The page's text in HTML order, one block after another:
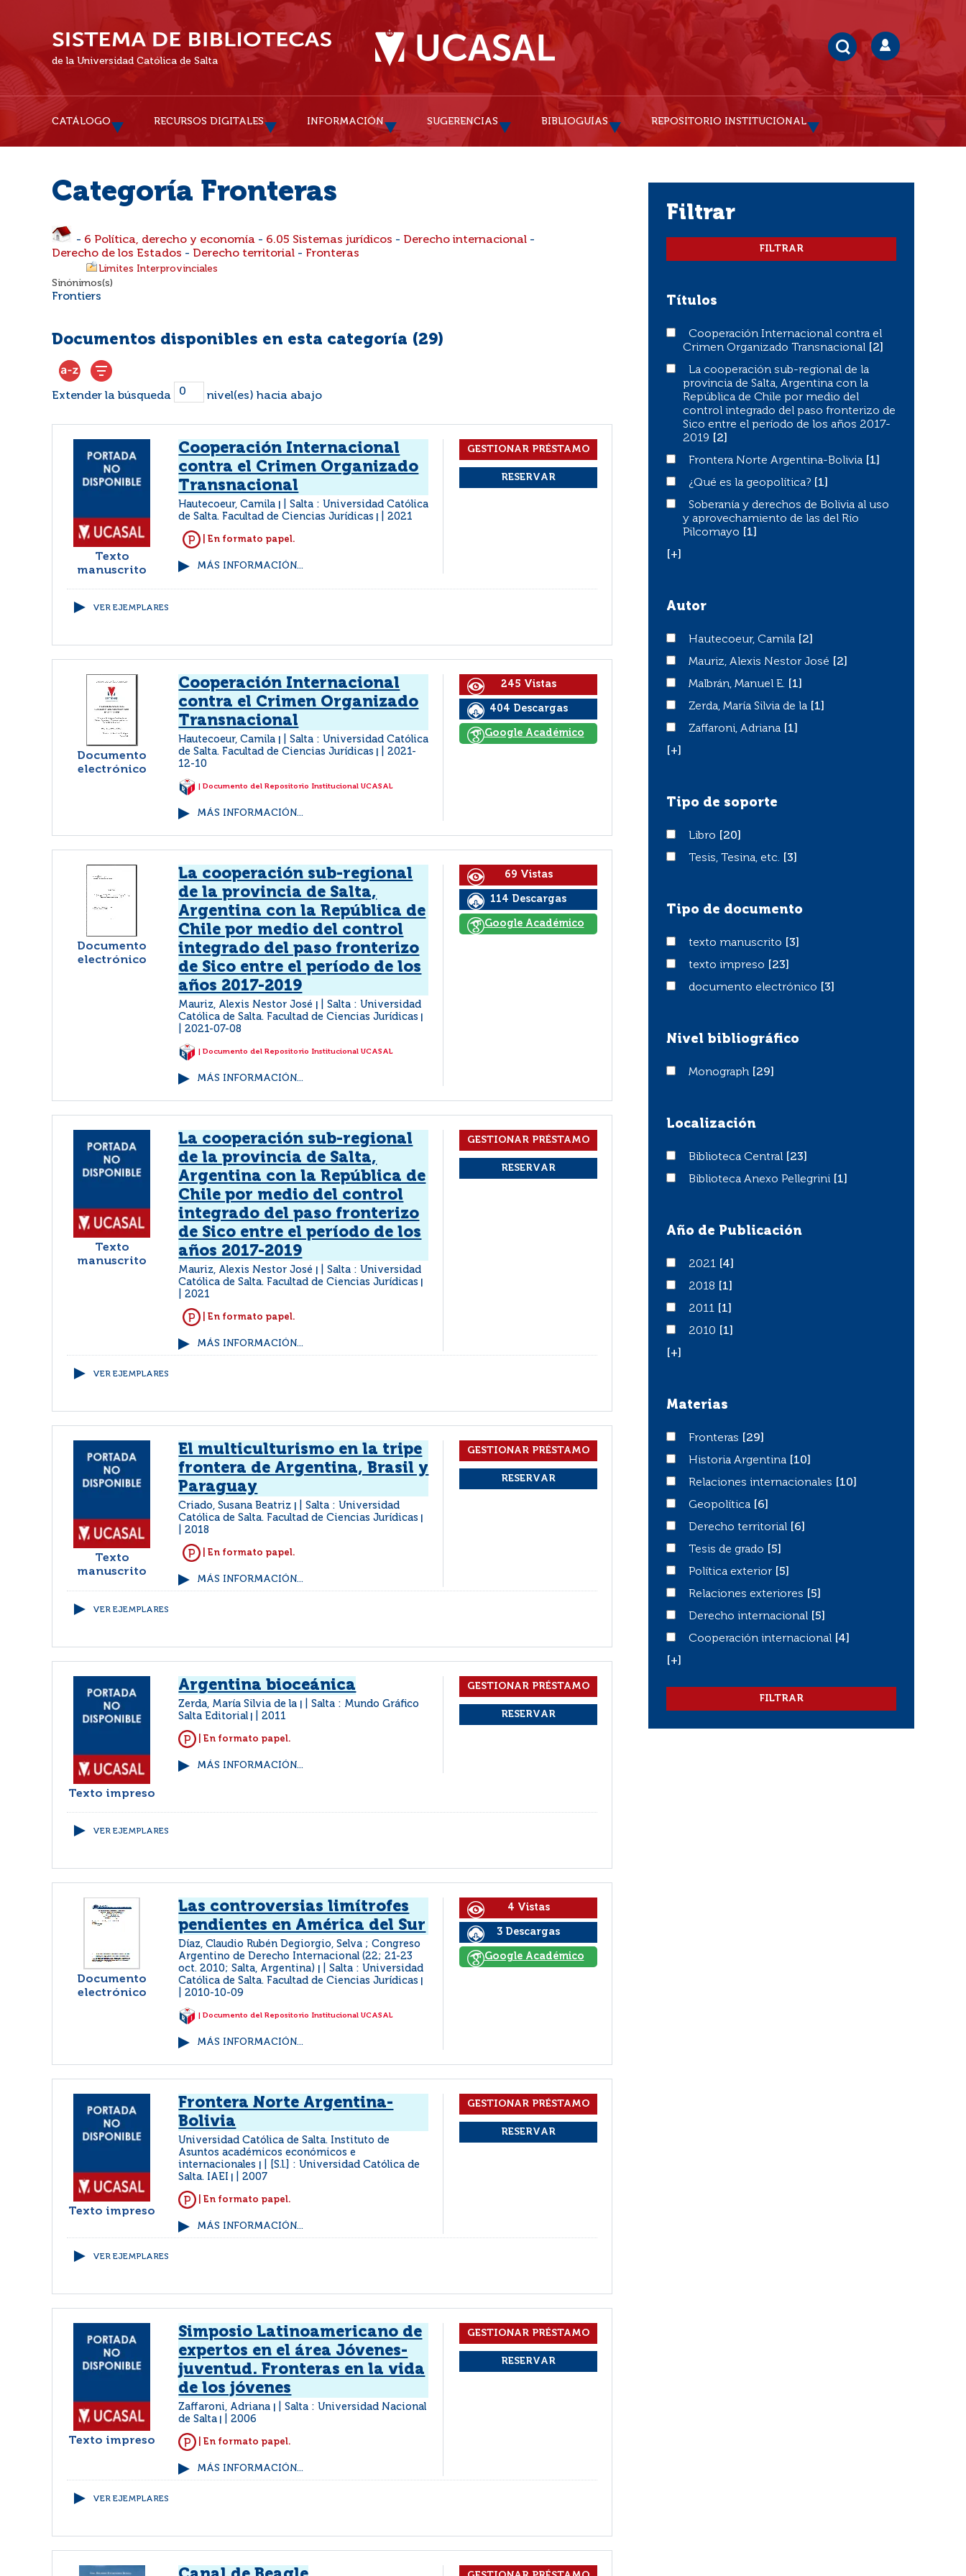
de la Universidad Católica de Salta
CATÁLOGO RECURSOS DIGITALES INFORMACIÓN SUGERENCIAS BIBLIOGUÍAS REPOSITORIO INSTITUCIONAL
Categoría Fronteras
- 6 Política, derecho y economía - 6.05 Sistemas jurídicos - Derecho internacional -
Derecho de los Estados - Derecho territorial - Fronteras
Límites Interprovinciales
Sinónimos(s)
Frontiers
Documentos disponibles en esta categoría (29)
Extender la búsqueda nivel(es) hacia abajo
Texto
manuscrito
Cooperación Internacional
contra el Crimen Organizado
Transnacional
Hautecoeur, Camila
Salta : Universidad Católica
de Salta. Facultad de Ciencias Jurídicas
2021
| En formato papel.
MÁS INFORMACIÓN...
VER EJEMPLARES
Documento
electrónico
Cooperación Internacional
contra el Crimen Organizado
Transnacional
Hautecoeur, Camila
Salta : Universidad Católica
de Salta. Facultad de Ciencias Jurídicas
2021-
12-10
| Documento del Repositorio Institucional UCASAL
MÁS INFORMACIÓN...
245 Vistas
404 Descargas
Google Académico
Documento
electrónico
La cooperación sub-regional
de la provincia de Salta,
Argentina con la República de
Chile por medio del control
integrado del paso fronterizo
de Sico entre el período de los
años 2017-2019
Mauriz, Alexis Nestor José
Salta : Universidad
Católica de Salta. Facultad de Ciencias Jurídicas
2021-07-08
| Documento del Repositorio Institucional UCASAL
MÁS INFORMACIÓN...
69 Vistas
114 Descargas
Google Académico
Texto
manuscrito
La cooperación sub-regional
de la provincia de Salta,
Argentina con la República de
Chile por medio del control
integrado del paso fronterizo
de Sico entre el período de los
años 2017-2019
Mauriz, Alexis Nestor José
Salta : Universidad
Católica de Salta. Facultad de Ciencias Jurídicas
2021
| En formato papel.
MÁS INFORMACIÓN...
VER EJEMPLARES
Texto
manuscrito
El multiculturismo en la tripe
frontera de Argentina, Brasil y
Paraguay
Criado, Susana Beatriz
Salta : Universidad
Católica de Salta. Facultad de Ciencias Jurídicas
2018
| En formato papel.
MÁS INFORMACIÓN...
VER EJEMPLARES
Texto impreso
Argentina bioceánica
Zerda, María Silvia de la
Salta : Mundo Gráfico
Salta Editorial
2011
| En formato papel.
MÁS INFORMACIÓN...
VER EJEMPLARES
Documento
electrónico
Las controversias limítrofes
pendientes en América del Sur
Díaz, Claudio Rubén Degiorgio, Selva ; Congreso
Argentino de Derecho Internacional (22; 21-23
oct. 2010; Salta, Argentina)
Salta : Universidad
Católica de Salta. Facultad de Ciencias Jurídicas
2010-10-09
| Documento del Repositorio Institucional UCASAL
MÁS INFORMACIÓN...
4 Vistas
3 Descargas
Google Académico
Texto impreso
Frontera Norte Argentina-
Bolivia
Universidad Católica de Salta. Instituto de
Asuntos académicos económicos e
internacionales
[S.l.] : Universidad Católica de
Salta. IAEI
2007
| En formato papel.
MÁS INFORMACIÓN...
VER EJEMPLARES
Texto impreso
Simposio Latinoamericano de
expertos en el área Jóvenes-
juventud. Fronteras en la vida
de los jóvenes
Zaffaroni, Adriana
Salta : Universidad Nacional
de Salta
2006
| En formato papel.
MÁS INFORMACIÓN...
VER EJEMPLARES
filtrar
Títulos
Cooperación Internacional contra el Crimen
Cooperación Internacional contra el
Crimen Organizado Transnacional
[2]
La cooperación sub-regional de la provincia de Salta,
La cooperación sub-regional de la
provincia de Salta, Argentina con la
República de Chile por medio del
control integrado del paso fronterizo de
Sico entre el período de los años 2017-
2019
[2]
Frontera Norte Argentina-Bolivia
Frontera Norte Argentina-Bolivia
[1]
¿Qué es la geopolítica?
¿Qué es la geopolítica?
[1]
Soberanía y derechos de Bolivia al uso y
Soberanía y derechos de Bolivia al uso
y aprovechamiento de las del Río
Pilcomayo
[1]
[+]
Autor
Hautecoeur, Camila
Hautecoeur, Camila
[2]
Mauriz, Alexis Nestor José
Mauriz, Alexis Nestor José
[2]
Malbrán, Manuel E.
Malbrán, Manuel E.
[1]
Zerda, María Silvia de la
Zerda, María Silvia de la
[1]
Zaffaroni, Adriana
Zaffaroni, Adriana
[1]
[+]
Tipo de soporte
LibroLibro
[20]
Tesis, Tesina, etc.
Tesis, Tesina, etc. [3]
Tipo de documento
texto manuscrito
texto manuscrito
[3]
texto impreso
texto impreso
[23]
documento electrónico
documento electrónico [3]
Nivel bibliográfico
Monograph
Monograph [29]
Localización
Biblioteca Central
Biblioteca Central
[23]
Biblioteca Anexo Pellegrini
Biblioteca Anexo Pellegrini [1]
Año de Publicación
20212021
[4]
20182018
[1]
20112011
[1]
20102010
[1]
[+]
Materias
Fronteras
Fronteras
[29]
Historia Argentina
Historia Argentina
[10]
Relaciones internacionales
Relaciones internacionales
[10]
Geopolítica
Geopolítica
[6]
Derecho territorial
Derecho territorial
[6]
Tesis de grado
Tesis de grado
[5]
Política exterior
Política exterior
[5]
Relaciones exteriores
Relaciones exteriores
[5]
Derecho internacional
Derecho internacional
[5]
Cooperación internacional
Cooperación internacional
[4]
[+]